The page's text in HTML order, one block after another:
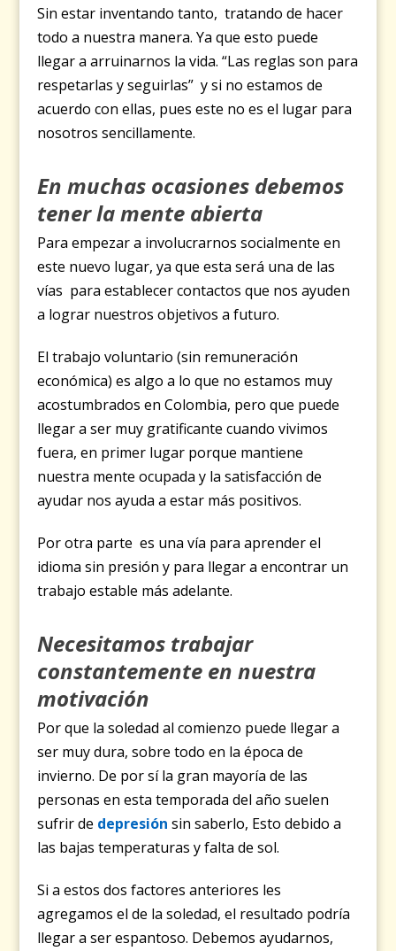
Sin estar inventando tanto, tratando de hacer
todo a nuestra manera. Ya que esto puede
llegar a arruinarnos la vida. “Las reglas son para
respetarlas y seguirlas” y si no estamos de
acuerdo con ellas, pues este no es el lugar para
nosotros sencillamente.
En muchas ocasiones debemos
tener la mente abierta
Para empezar a involucrarnos socialmente en
este nuevo lugar, ya que esta será una de las
vías para establecer contactos que nos ayuden
a lograr nuestros objetivos a futuro.
El trabajo voluntario (sin remuneración
económica) es algo a lo que no estamos muy
acostumbrados en Colombia, pero que puede
llegar a ser muy gratificante cuando vivimos
fuera, en primer lugar porque mantiene
nuestra mente ocupada y la satisfacción de
ayudar nos ayuda a estar más positivos.
Por otra parte es una vía para aprender el
idioma sin presión y para llegar a encontrar un
trabajo estable más adelante.
Necesitamos trabajar
constantemente en nuestra
motivación
Por que la soledad al comienzo puede llegar a
ser muy dura, sobre todo en la época de
invierno. De por sí la gran mayoría de las
personas en esta temporada del año suelen
sufrir de depresión sin saberlo, Esto debido a
las bajas temperaturas y falta de sol.
Si a estos dos factores anteriores les
agregamos el de la soledad, el resultado podría
llegar a ser espantoso. Debemos ayudarnos,